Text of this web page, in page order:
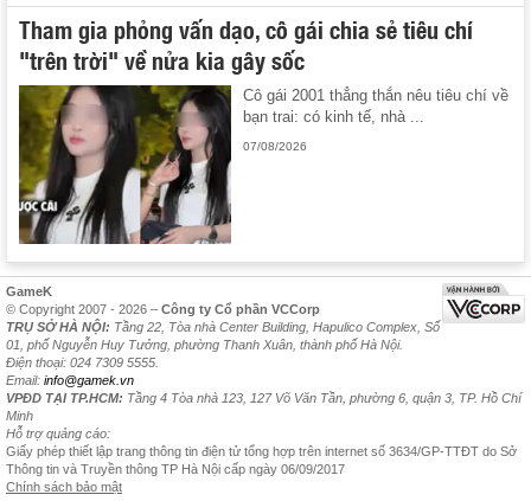
Tham gia phỏng vấn dạo, cô gái chia sẻ tiêu chí
"trên trời" về nửa kia gây sốc
Cô gái 2001 thẳng thắn nêu tiêu chí về
bạn trai: có kinh tế, nhà ...
07/08/2026
GameK
© Copyright 2007 - 2026 – Công ty Cổ phần VCCorp
TRỤ SỞ HÀ NỘI: Tầng 22, Tòa nhà Center Building, Hapulico Complex, Số
01, phố Nguyễn Huy Tưởng, phường Thanh Xuân, thành phố Hà Nội.
Điện thoại: 024 7309 5555.
Email: info@gamek.vn
VPĐD TẠI TP.HCM: Tầng 4 Tòa nhà 123, 127 Võ Văn Tần, phường 6, quận 3, TP. Hồ Chí
Minh
Hỗ trợ quảng cáo:
Giấy phép thiết lập trang thông tin điện tử tổng hợp trên internet số 3634/GP-TTĐT do Sở
Thông tin và Truyền thông TP Hà Nội cấp ngày 06/09/2017
Chính sách bảo mật